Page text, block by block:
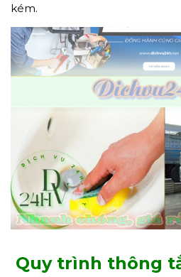
kém.
Quy trình thông